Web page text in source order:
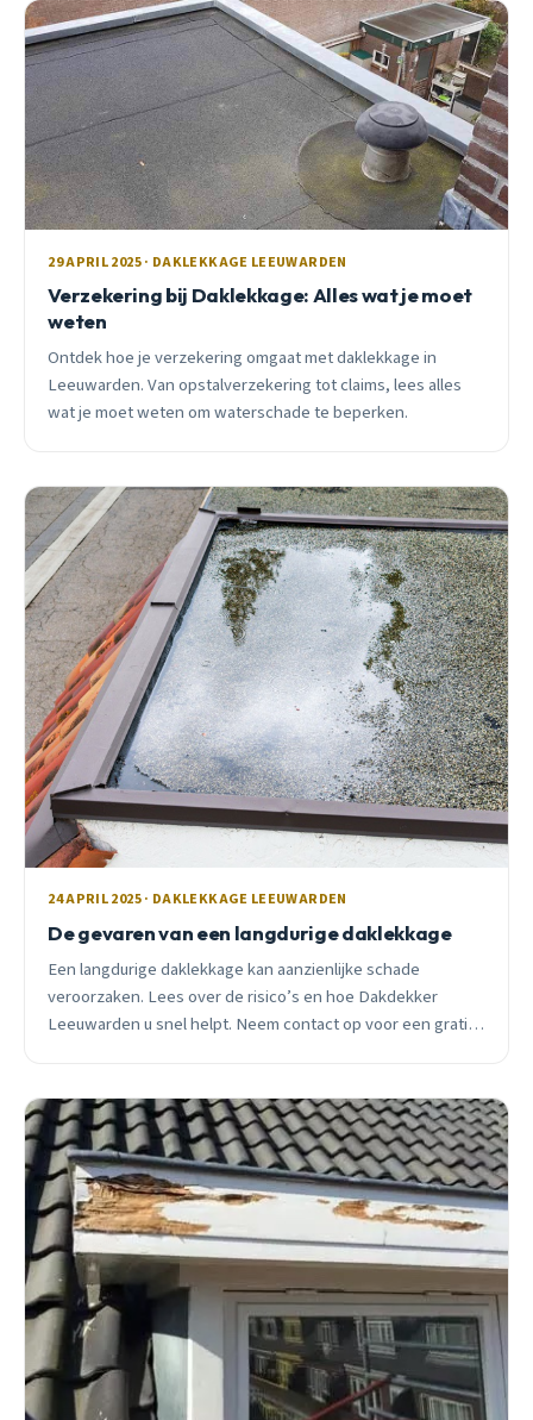
29 APRIL 2025 · DAKLEKKAGE LEEUWARDEN
Verzekering bij Daklekkage: Alles wat je moet
weten
Ontdek hoe je verzekering omgaat met daklekkage in
Leeuwarden. Van opstalverzekering tot claims, lees alles
wat je moet weten om waterschade te beperken.
24 APRIL 2025 · DAKLEKKAGE LEEUWARDEN
De gevaren van een langdurige daklekkage
Een langdurige daklekkage kan aanzienlijke schade
veroorzaken. Lees over de risico’s en hoe Dakdekker
Leeuwarden u snel helpt. Neem contact op voor een gratis